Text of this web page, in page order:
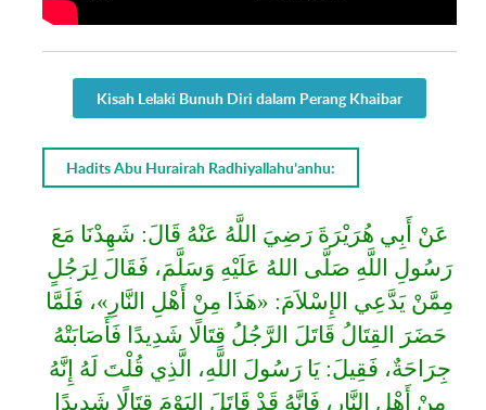
Kisah Lelaki Bunuh Diri dalam Perang Khaibar
Hadits Abu Hurairah Radhiyallahu’anhu:
عَنْ أَبِي هُرَيْرَةَ رَضِيَ اللَّهُ عَنْهُ قَالَ: شَهِدْنَا مَعَ
رَسُولِ اللَّهِ صَلَّى اللهُ عَلَيْهِ وَسَلَّمَ، فَقَالَ لِرَجُلٍ
مِمَّنْ يَدَّعِي الإِسْلاَمَ: «هَذَا مِنْ أَهْلِ النَّارِ»، فَلَمَّا
حَضَرَ القِتَالُ قَاتَلَ الرَّجُلُ قِتَالًا شَدِيدًا فَأَصَابَتْهُ
جِرَاحَةٌ، فَقِيلَ: يَا رَسُولَ اللَّهِ، الَّذِي قُلْتَ لَهُ إِنَّهُ
مِنْ أَهْلِ النَّارِ، فَإِنَّهُ قَدْ قَاتَلَ اليَوْمَ قِتَالًا شَدِيدًا